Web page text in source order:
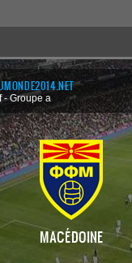
- Groupe a
MACÉDOINE